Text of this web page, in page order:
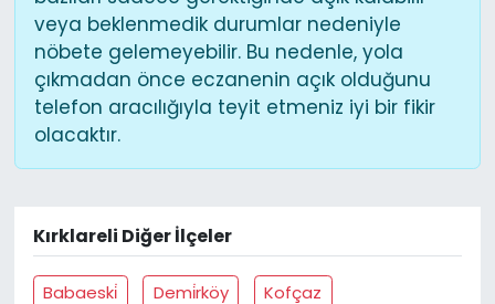
veya beklenmedik durumlar nedeniyle
nöbete gelemeyebilir. Bu nedenle, yola
çıkmadan önce eczanenin açık olduğunu
telefon aracılığıyla teyit etmeniz iyi bir fikir
olacaktır.
Kırklareli Diğer İlçeler
Babaeski̇ Demi̇rköy
Kofçaz